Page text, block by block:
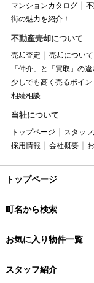
マンションカタログ
街の魅力を紹介！
不動産売却について
売却査定 売却について
「仲介」と「買取」の違
少しでも高く売るポイン
相続相談
当社について
トップページ スタッ
採用情報
会社概要
トップページ
町名から検索
お気に入り物件一覧
スタッフ紹介